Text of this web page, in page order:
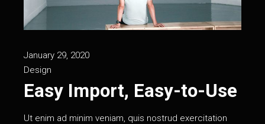
January 29, 2020
Design
Easy Import, Easy-to-Use
Ut enim ad minim veniam, quis nostrud exercitation